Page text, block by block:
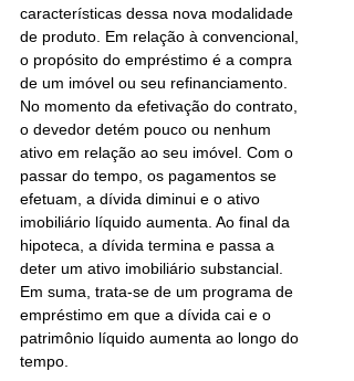
características dessa nova modalidade
de produto. Em relação à convencional,
o propósito do empréstimo é a compra
de um imóvel ou seu refinanciamento.
No momento da efetivação do contrato,
o devedor detém pouco ou nenhum
ativo em relação ao seu imóvel. Com o
passar do tempo, os pagamentos se
efetuam, a dívida diminui e o ativo
imobiliário líquido aumenta. Ao final da
hipoteca, a dívida termina e passa a
deter um ativo imobiliário substancial.
Em suma, trata-se de um programa de
empréstimo em que a dívida cai e o
patrimônio líquido aumenta ao longo do
tempo.